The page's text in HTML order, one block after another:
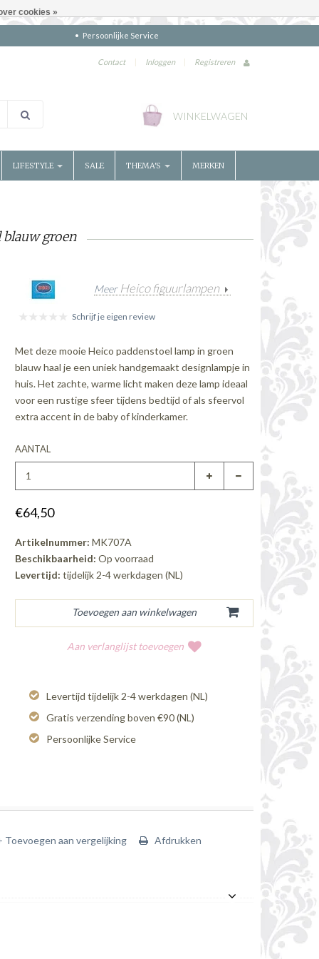
Persoonlijke Service
Contact | Inloggen | Registreren
WINKELWAGEN
LIFESTYLE SALE THEMA'S MERKEN
groen
Meer Heico figuurlampen
Schrijf je eigen review
Met deze mooie Heico paddenstoel lamp in groen
blauw haal je een uniek handgemaakt designlampje in
huis. Het zachte, warme licht maken deze lamp ideaal
voor een rustige sfeer tijdens bedtijd of als sfeervol
extra accent in de baby of kinderkamer.
AANTAL
€64,50
Artikelnummer: MK707A
Beschikbaarheid: Op voorraad
Levertijd: tijdelijk 2-4 werkdagen (NL)
Aan verlanglijst toevoegen
Levertijd tijdelijk 2-4 werkdagen (NL)
Gratis verzending boven €90 (NL)
Persoonlijke Service
Toevoegen aan vergelijking Afdrukken
cookies »